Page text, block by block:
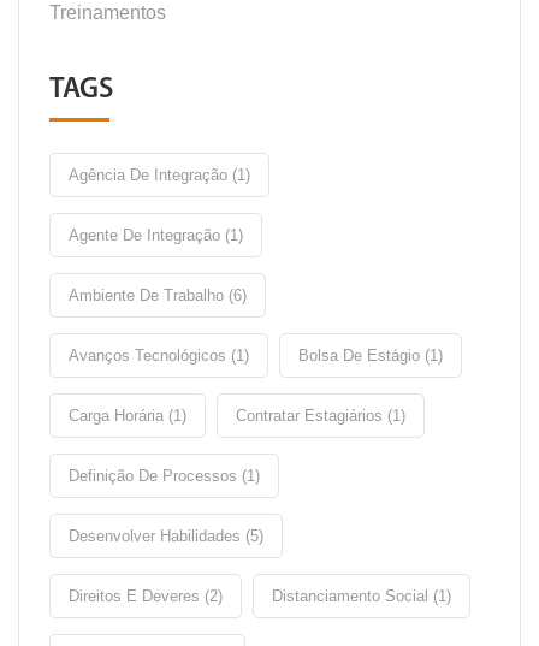
Treinamentos
TAGS
Agência De Integração (1)
Agente De Integração (1)
Ambiente De Trabalho (6)
Avanços Tecnológicos (1) Bolsa De Estágio (1)
Carga Horária (1) Contratar Estagiários (1)
Definição De Processos (1)
Desenvolver Habilidades (5)
Direitos E Deveres (2) Distanciamento Social (1)